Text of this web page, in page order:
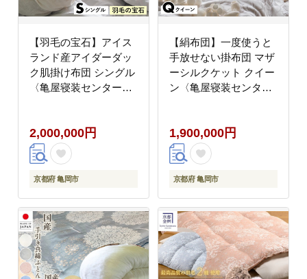
【羽毛の宝石】アイス
ランド産アイダーダッ
ク肌掛け布団 シングル
〈亀屋寝装センター〉
生産 掛け布団 羽毛布団
ダウン 稀少 高級 羽
毛》
2,000,000円
京都府 亀岡市
【絹布団】一度使うと
手放せない掛布団 マザ
ーシルクケット クイー
ン〈亀屋寝装センタ
内生産 掛け布団 綿布団
シルク コットン 肌触り
年中使える》
1,900,000円
京都府 亀岡市